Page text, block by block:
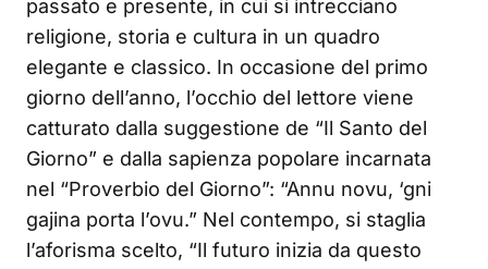
passato e presente, in cui si intrecciano
religione, storia e cultura in un quadro
elegante e classico. In occasione del primo
giorno dell’anno, l’occhio del lettore viene
catturato dalla suggestione de “Il Santo del
Giorno” e dalla sapienza popolare incarnata
nel “Proverbio del Giorno”: “Annu novu, ‘gni
gajina porta l’ovu.” Nel contempo, si staglia
l’aforisma scelto, “Il futuro inizia da questo